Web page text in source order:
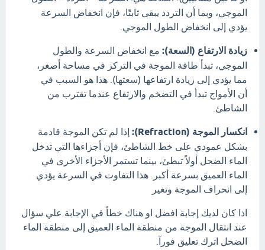
الموجي، وبما أن التردد يبقى ثابتًا، فإن انخفاض السرعة
يؤدي إلى انخفاض الطول الموجي.
زيادة الارتفاع (السعة): مع انخفاض السرعة والطول
الموجي، تبدأ طاقة الموجة في التركز في مساحة أصغر،
مما يؤدي إلى زيادة ارتفاعها (سعتها). هذا هو السبب في
أن الأمواج تبدأ في التضخم والارتفاع عندما تقترب من
الشاطئ.
انكسار الموجة (Refraction):
إذا لم تكن الموجة قادمة
بشكل عمودي على خط الشاطئ، فإن أجزاءها التي تدخل
الماء الضحل أولاً تبطئ، بينما تستمر الأجزاء الأخرى في
الماء العميق بسرعة أكبر.
هذا التفاوت في السرعة يؤدي
إلى انحراف الموجة وتغير
اذا كان لديك إجابة افضل او هناك خطأ في الإجابة علي سؤال
عند انتقال الموجة من منطقة الماء العميق إلى منطقة الماء
الضحل اترك تعليق فورآ.